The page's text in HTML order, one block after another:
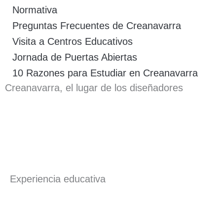
Normativa
Preguntas Frecuentes de Creanavarra
Visita a Centros Educativos
Jornada de Puertas Abiertas
10 Razones para Estudiar en Creanavarra
Creanavarra, el lugar de los diseñadores
Experiencia educativa